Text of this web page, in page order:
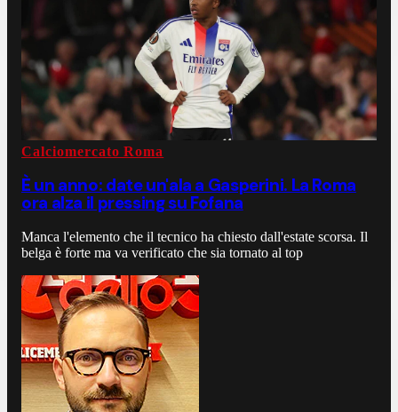
Calciomercato Roma
È un anno: date un'ala a Gasperini. La Roma
ora alza il pressing su Fofana
Manca l'elemento che il tecnico ha chiesto dall'estate scorsa. Il
belga è forte ma va verificato che sia tornato al top